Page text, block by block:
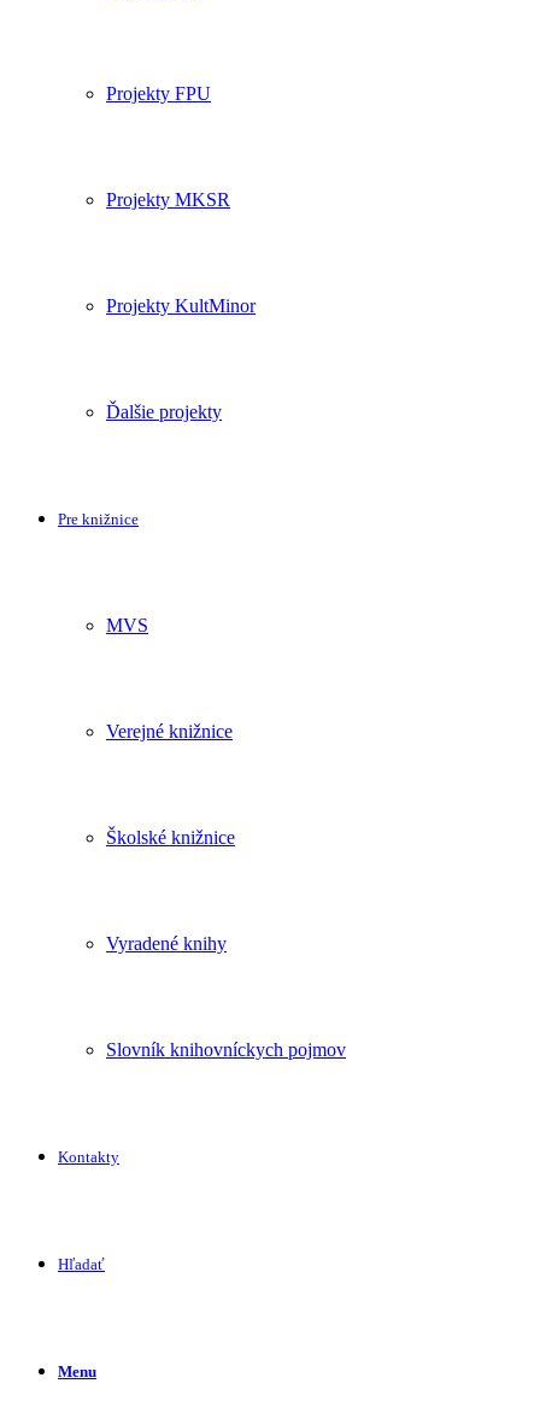
Projekty FPU
Projekty MKSR
Projekty KultMinor
Ďalšie projekty
Pre knižnice
MVS
Verejné knižnice
Školské knižnice
Vyradené knihy
Slovník knihovníckych pojmov
Kontakty
Hľadať
Menu